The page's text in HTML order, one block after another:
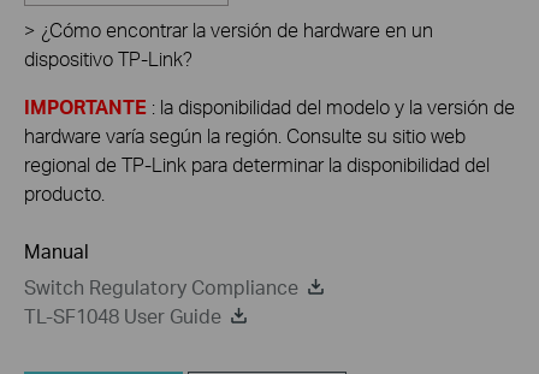
> ¿Cómo encontrar la versión de hardware en un
dispositivo TP-Link?
IMPORTANTE : la disponibilidad del modelo y la versión de
hardware varía según la región. Consulte su sitio web
regional de TP-Link para determinar la disponibilidad del
producto.
Manual
Switch Regulatory Compliance
TL-SF1048 User Guide